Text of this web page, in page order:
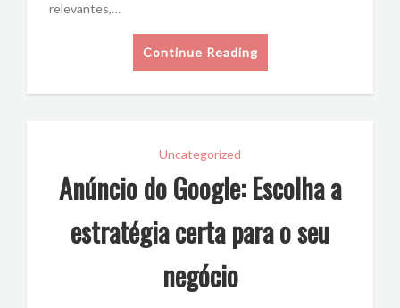
relevantes,…
Continue Reading
Uncategorized
Anúncio do Google: Escolha a
estratégia certa para o seu
negócio